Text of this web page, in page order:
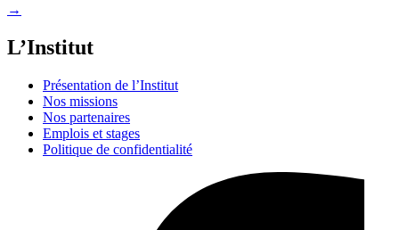
→
L’Institut
Présentation de l’Institut
Nos missions
Nos partenaires
Emplois et stages
Politique de confidentialité